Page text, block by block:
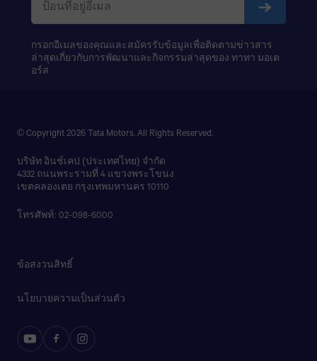
กรอกอีเมลของคุณและสมัครรับข้อมูลเพื่อติดตามข่าวสาร
ล่าสุดเกี่ยวกับการพัฒนาและกิจกรรมล่าสุดของ ทาทา มอเต
อร์ส
© Copyright 2026 Tata Motors. All Rights Reserved.
บริษัท อินช์เคป (ประเทศไทย) จำกัด
4332 ถนนพระรามที่ 4 แขวงพระโขนง
เขตคลองเตย กรุงเทพมหานคร 10110
โทรศัพท์: 02-098-6000
ข้อสงวนสิทธิ์
นโยบายความเป็นส่วนตัว